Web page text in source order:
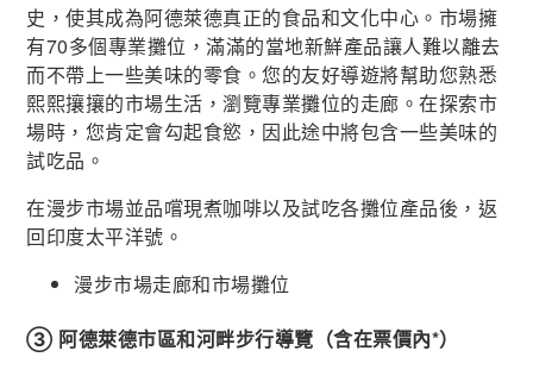
史，使其成為阿德萊德真正的食品和文化中心。市場擁
有70多個專業攤位，滿滿的當地新鮮產品讓人難以離去
而不帶上一些美味的零食。您的友好導遊將幫助您熟悉
熙熙攘攘的市場生活，瀏覽專業攤位的走廊。在探索市
場時，您肯定會勾起食慾，因此途中將包含一些美味的
試吃品。
在漫步市場並品嚐現煮咖啡以及試吃各攤位產品後，返
回印度太平洋號。
漫步市場走廊和市場攤位
③ 阿德萊德市區和河畔步行導覽（含在票價內*）